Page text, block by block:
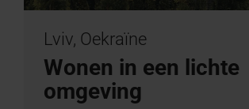
Lviv, Oekraïne
Wonen in een lichte
omgeving